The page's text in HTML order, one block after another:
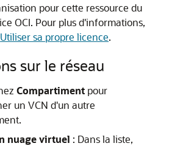
pour cette ressource du
OCI. Pour plus d'informations,
Utiliser sa propre licence.
sur le réseau
Compartiment pour
un VCN d'un autre
nuage virtuel : Dans la liste,